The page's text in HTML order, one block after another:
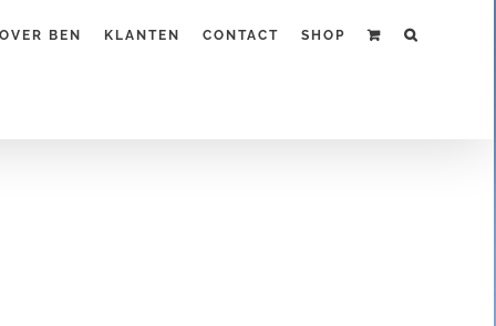
OVER BEN KLANTEN CONTACT SHOP